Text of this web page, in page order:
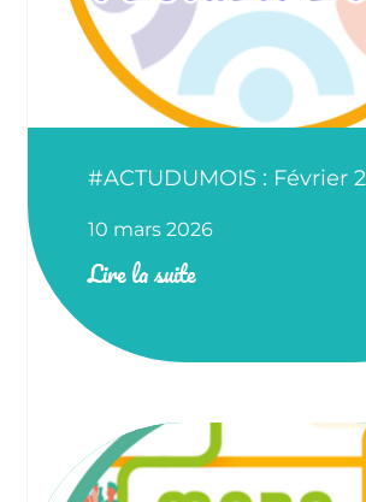
#ACTUDUMOIS : Février
10 mars 2026
Lire la suite